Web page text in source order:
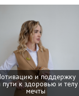
и поддержку
пути к здоровью и телу
мечты